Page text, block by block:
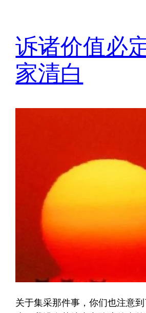
诉诸价值必
家清白
关于集采那件事，你们也注意